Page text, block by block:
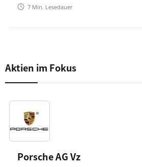
7 Min. Lesedauer
Aktien im Fokus
Porsche AG Vz